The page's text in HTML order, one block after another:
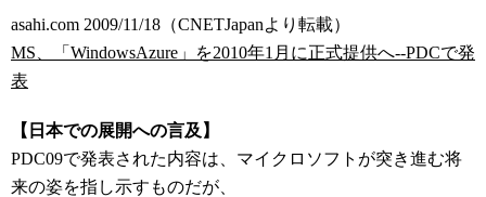
asahi.com 2009/11/18（CNETJapanより転載）
MS、「WindowsAzure」を2010年1月に正式提供へ--PDCで発
表
【日本での展開への言及】
PDC09で発表された内容は、マイクロソフトが突き進む将
来の姿を指し示すものだが、